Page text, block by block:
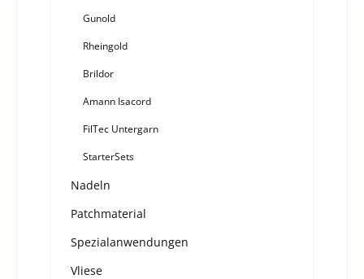
Gunold
Rheingold
Brildor
Amann Isacord
FilTec Untergarn
StarterSets
Nadeln
Patchmaterial
Spezialanwendungen
Vliese